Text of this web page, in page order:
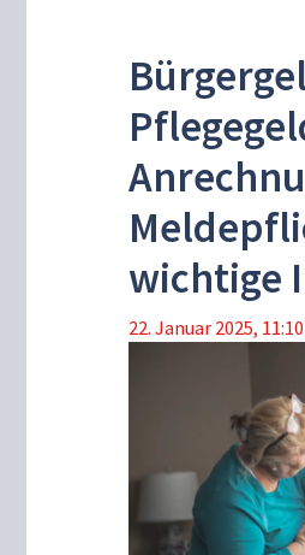
wichtige
22. Januar 2025,